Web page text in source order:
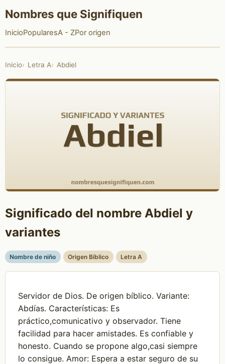
Nombres que Signifiquen
InicioPopularesA - ZPor origen
Inicio Letra A Abdiel
Significado del nombre Abdiel y
variantes
Nombre de niño Origen Bíblico Letra A
Servidor de Dios. De origen bíblico. Variante:
Abdías. Características: Es
práctico,comunicativo y observador. Tiene
facilidad para hacer amistades. Es confiable y
honesto. Cuando se propone algo,casi siempre
lo consigue. Amor: Espera a estar seguro de su